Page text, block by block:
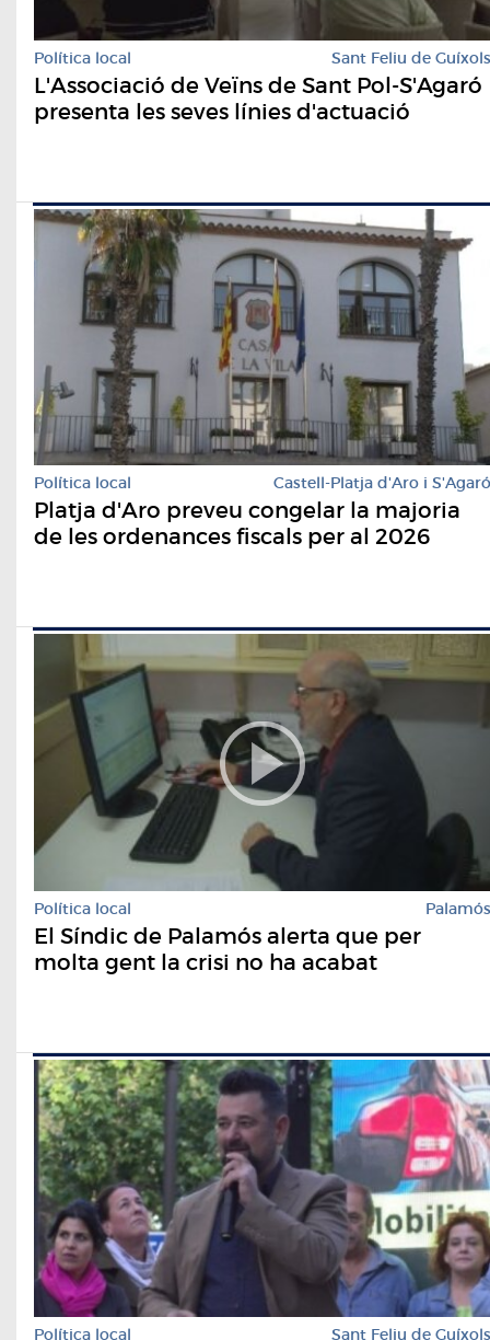
Política local Sant Feliu de Guíxols
L'Associació de Veïns de Sant Pol-S'Agaró
presenta les seves línies d'actuació
Política local Castell-Platja d'Aro i S'Agaró
Platja d'Aro preveu congelar la majoria
de les ordenances fiscals per al 2026
Política local Palamós
El Síndic de Palamós alerta que per
molta gent la crisi no ha acabat
Política local Sant Feliu de Guíxols